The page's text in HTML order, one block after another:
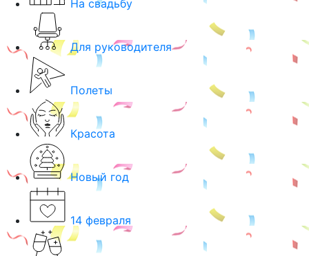
На свадьбу
Для руководителя
Полеты
Красота
Новый год
14 февраля